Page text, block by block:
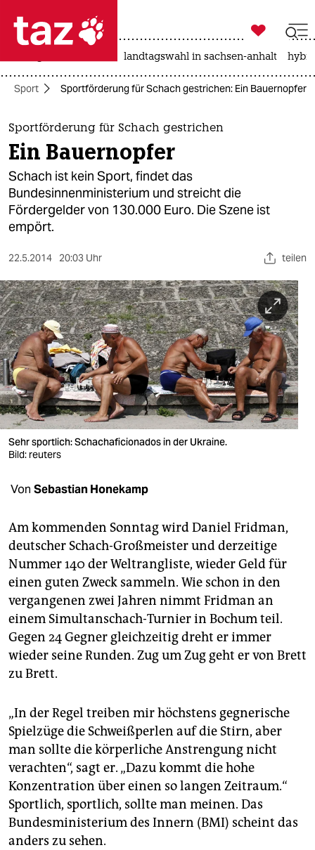
 taz zahl ich
taz zahl ich
themen
politik
öko
gesellschaft
kultur
sport
berlin
nord
wahrheit
verlag
verlag
shop
fragen & hilfe
unterstützen
abo
genossenschaft
epaper login

taz zahl ich
landtagswahl in sachsen-anhalt
Sport Sportförderung für Schach gestrichen: Ein Bauernopfer
Sportförderung für Schach gestrichen
Ein Bauernopfer
Schach ist kein Sport, findet das
Bundesinnenministerium und streicht die
Fördergelder von 130.000 Euro. Die Szene ist
empört.
22.5.2014 20:03 Uhr teilen
Sehr sportlich: Schachaficionados in der Ukraine.
Bild: reuters
Von Sebastian Honekamp
Am kommenden Sonntag wird Daniel Fridman,
deutscher Schach-Großmeister und derzeitige
Nummer 140 der Weltrangliste, wieder Geld für
einen guten Zweck sammeln. Wie schon in den
vergangenen zwei Jahren nimmt Fridman an
einem Simultanschach-Turnier in Bochum teil.
Gegen 24 Gegner gleichzeitig dreht er immer
wieder seine Runden. Zug um Zug geht er von Brett
zu Brett.
„In der Regel treiben mir höchstens gegnerische
Spielzüge die Schweißperlen auf die Stirn, aber
man sollte die körperliche Anstrengung nicht
verachten“, sagt er. „Dazu kommt die hohe
Konzentration über einen so langen Zeitraum.“
Sportlich, sportlich, sollte man meinen. Das
Bundesministerium des Innern (BMI) scheint das
anders zu sehen.